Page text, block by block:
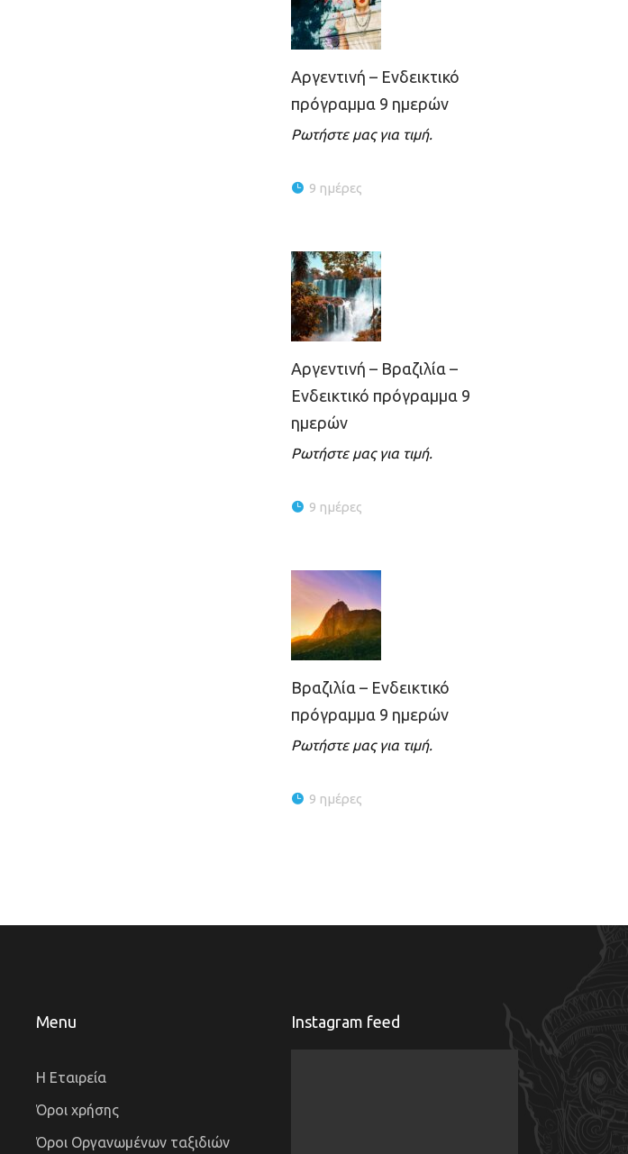
Αργεντινή – Ενδεικτικό
πρόγραμμα 9 ημερών
Ρωτήστε μας για τιμή.
9 ημέρες
Αργεντινή – Βραζιλία –
Ενδεικτικό πρόγραμμα 9
ημερών
Ρωτήστε μας για τιμή.
9 ημέρες
Βραζιλία – Ενδεικτικό
πρόγραμμα 9 ημερών
Ρωτήστε μας για τιμή.
9 ημέρες
Menu
Η Εταιρεία
Όροι χρήσης
Όροι Οργανωμένων ταξιδιών
Instagram feed